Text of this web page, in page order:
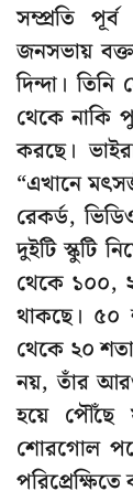
সম্প্রতি
জনসভায়
দিন্দা।
থেকে নাকি
করছে।
“এখানে
রেকর্ড,
দুইটি স্কুটি
থেকে ১০০,
থাকছে। ৫০
থেকে ২০
নয়, তাঁর
হয়ে পৌঁছে
শোরগোল